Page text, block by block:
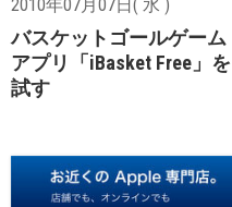
2010年07月07日( 水 )
バスケットゴールゲーム
アプリ「iBasket Free」を
試す